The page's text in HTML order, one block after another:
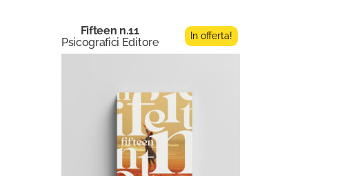
Fifteen n.11
Psicografici Editore
In offerta!